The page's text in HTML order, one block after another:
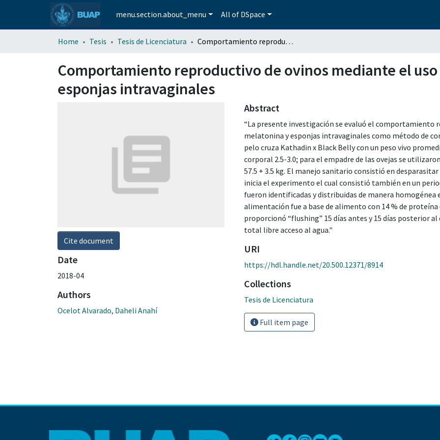
menu.section.about_menu All of DSpace
Home Tesis Tesis de Licenciatura Comportamiento reproductivo de ovinos mediante el uso de melatonina y esponjas intravaginales
Comportamiento reproductivo de ovinos mediante el
esponjas intravaginales
Cite document
Date
2018-04
Authors
Ocelot Alvarado, Daheli Anahí
Abstract
“La presente investigación se evaluó el comportamiento
melatonina y esponjas intravaginales como método de
pelo cruza Kathadin x Black Belly con un peso vivo
corporal 2.5-3.0; para el empadre de las ovejas se
57.5 + 3.5 kg. El manejo sanitario consistió en
inicia el experimento el cual consistió también en un
fueron identificadas y distribuidas de manera
alimentación fue a base de alimento con 14 % de
proporcionó “flushing” 15 días antes y 15 días posterior
total libre acceso al agua."
URI
https://hdl.handle.net/20.500.12371/8914
Collections
Tesis de Licenciatura
Full item page